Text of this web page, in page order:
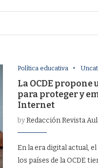
Política educativa
La OCDE
para proteger y
Internet
byRedacción Revista
En la era digital actual, el
los países de la OCDE